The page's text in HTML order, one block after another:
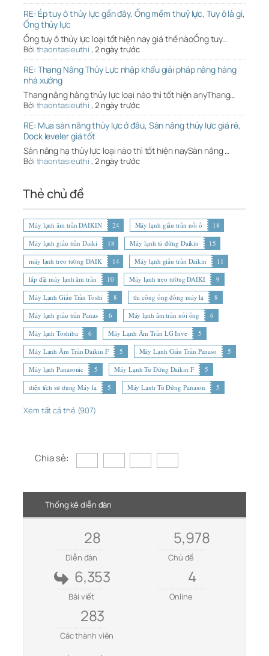
RE: Ép tuy ô thủy lực gần đây, Ống mềm thuỷ lực, Tuy ô là gì,
Ống thủy lực
Ống tuy ô thủy lực loại tốt hiện nay giá thế nàoỐng tuy…
Bởi thaontasieuthi , 2 ngày trước
RE: Thang Nâng Thủy Lực nhập khẩu giải pháp nâng hàng
nhà xưởng
Thang nâng hàng thủy lực loại nào thì tốt hiện anyThang…
Bởi thaontasieuthi , 2 ngày trước
RE: Mua sàn nâng thủy lực ở đâu, Sàn nâng thủy lực giá rẻ,
Dock leveler giá tốt
Sàn nâng hạ thủy lực loại nào thì tốt hiện naySàn nâng …
Bởi thaontasieuthi , 2 ngày trước
Thẻ chủ đề
Máy lạnh âm trần DAIKIN 24 Máy lạnh giấu trần nối ố
18
Máy lạnh giấu trần Daiki
18 Máy lạnh tủ đứng Daikin
15
máy lạnh treo tường DAIK
14 Máy lạnh giấu trần Daikin
11
lắp đặt máy lạnh âm trần
10 Máy lạnh treo tường DAIKI
9
Máy Lạnh Giấu Trần Toshi
8 thi công ống đồng máy lạ
8
Máy lạnh giấu trần Panas
6 Máy lạnh âm trần nối ống
6
Máy lạnh Toshiba
6 Máy Lạnh Âm Trần LG Inve
5
Máy Lạnh Âm Trần Daikin F
5 Máy Lạnh Giấu Trần Panaso
5
Máy lạnh Panasonic
5 Máy Lạnh Tủ Đứng Daikin F
5
diện tích sử dụng Máy lạ
5 Máy Lạnh Tủ Đứng Panason 5
Xem tất cả thẻ (907)
Chia sẻ:
Thống kê diễn đàn
28
Diễn đàn
5,978
Chủ đề
6,353
Bài viết
4
Online
283
Các thành viên